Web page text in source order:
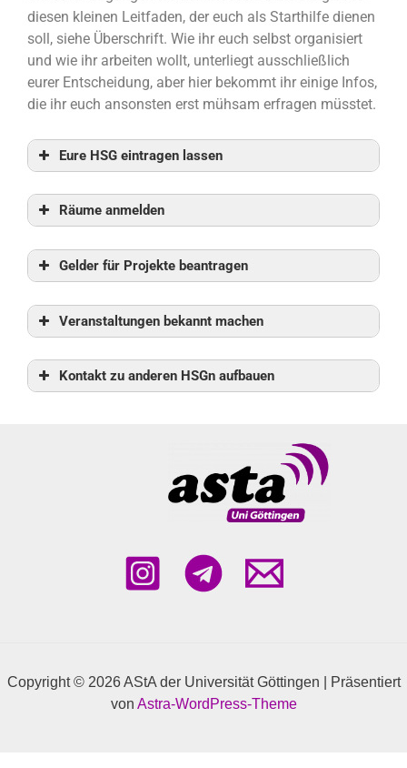
diesen kleinen Leitfaden, der euch als Starthilfe dienen
soll, siehe Überschrift. Wie ihr euch selbst organisiert
und wie ihr arbeiten wollt, unterliegt ausschließlich
eurer Entscheidung, aber hier bekommt ihr einige Infos,
die ihr euch ansonsten erst mühsam erfragen müsstet.
Eure HSG eintragen lassen
Räume anmelden
Gelder für Projekte beantragen
Veranstaltungen bekannt machen
Kontakt zu anderen HSGn aufbauen
Copyright © 2026 AStA der Universität Göttingen | Präsentiert
von Astra-WordPress-Theme